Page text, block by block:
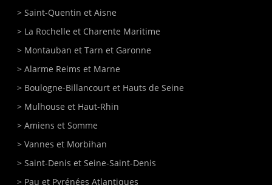
>Saint-Quentin et Aisne
> La Rochelle et Charente Maritime
> Montauban et Tarn et Garonne
>Alarme Reims et Marne
> Boulogne-Billancourt et Hauts de Seine
> Mulhouse et Haut-Rhin
>Amiens et Somme
>Vannes et Morbihan
>Saint-Denis et Seine-Saint-Denis
> Pau et Pyrénées Atlantiques